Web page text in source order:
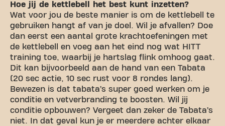
Hoe jij de kettlebell het best kunt inzetten?
Wat voor jou de beste manier is om de kettlebell te
gebruiken hangt af van je doel. Wil je afvallen? Doe
dan eerst een aantal grote krachtoefeningen met
de kettlebell en voeg aan het eind nog wat HITT
training toe, waarbij je hartslag flink omhoog gaat.
Dit kan bijvoorbeeld aan de hand van een Tabata
(20 sec actie, 10 sec rust voor 8 rondes lang).
Bewezen is dat tabata’s super goed werken om je
conditie en vetverbranding te boosten. Wil jij
conditie opbouwen? Vergeet dan zeker de Tabata’s
niet. In dat geval kun je er meerdere achter elkaar